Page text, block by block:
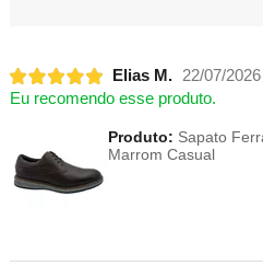
Elias M.
22/07/2026
Eu recomendo esse produto.
Produto: Sapato
Marrom Casual